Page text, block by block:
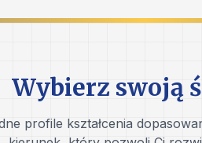
Wybierz swoją
profile kształcenia